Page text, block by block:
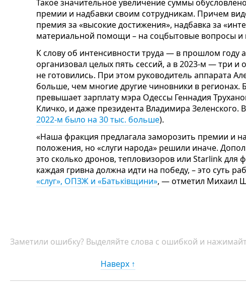
Такое значительное увеличение суммы
премии и надбавки своим сотрудникам. Причем
премия за «высокие достижения», надбавка за
материальной помощи – на соцбытовые вопросы и
К слову об интенсивности труда — в прошлом году
организовал целых пять сессий, а в 2023-м — три и
не готовились. При этом руководитель аппарата
больше, чем многие другие чиновники в
превышает зарплату мэра Одессы Геннадия
Кличко, и даже президента Владимира Зеленского.
2022-м было на 30 тыс. больше).
«Наша фракция предлагала заморозить премии и
положения, но «слуги народа» решили иначе.
это сколько дронов, тепловизоров или Starlink
каждая гривна должна идти на победу, – это суть
«слуг», ОПЗЖ и «Батьківщини», — отметил Михаил
Заметили ошибку? Выделяйте слова с ошибкой и
Наверх ↑